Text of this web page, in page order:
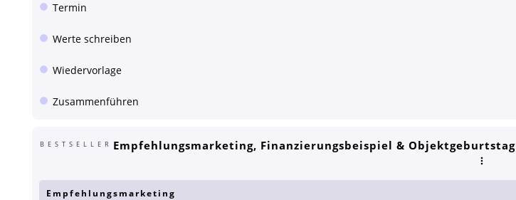
Termin
Werte schreiben
Wiedervorlage
Zusammenführen
BESTSELLER Empfehlungsmarketing, Finanzierungsbeispiel & Objektgeburtstag
Empfehlungsmarketing